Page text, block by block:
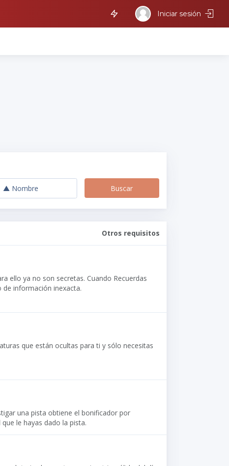
Iniciar sesión
Otros requisitos
ello ya no son secretas. Cuando Recuerdas
información inexacta.
que están ocultas para ti y sólo necesitas
una pista obtiene el bonificador por
le hayas dado la pista.